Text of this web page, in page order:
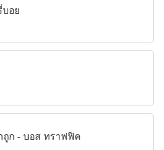
อย
ถูก - บอส ทราฟฟิค